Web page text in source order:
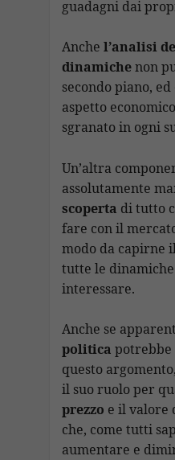
guadagni dai
Anche l’analisi
dinamichenon
secondo piano,
aspetto
sgranato in ogni
Un’altra
assolutamente
scoperta di tutto
fare con il
modo da capirne
tutte le dinamiche
interessare.
Anche se
politica potrebbe
questo
il suo ruolo per
prezzo e il valore
che, come tutti
aumentare e